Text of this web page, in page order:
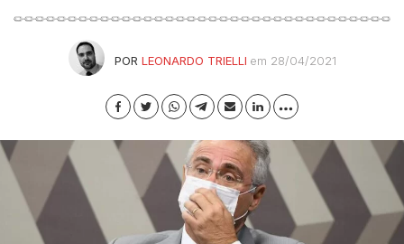
POR LEONARDO TRIELLI em 28/04/2021